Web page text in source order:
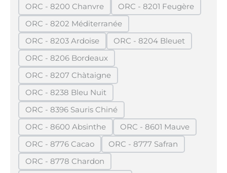
ORC - 8200 Chanvre
(Diese Option ist zurzeit nicht verfügbar.)
ORC - 8201 Feugère
(Diese Option ist
ORC - 8202 Méditerranée
(Diese Option ist zurzeit nicht verfügbar.)
ORC - 8203 Ardoise
(Diese Option ist zurzeit nicht verfügbar.)
ORC - 8204 Bleuet
(Diese Option ist
ORC - 8206 Bordeaux
(Diese Option ist zurzeit nicht verfügbar.)
ORC - 8207 Chàtaigne
(Diese Option ist zurzeit nicht verfügbar.)
ORC - 8238 Bleu Nuit
(Diese Option ist zurzeit nicht verfügbar.)
ORC - 8396 Sauris Chiné
(Diese Option ist zurzeit nicht verfügbar.)
ORC - 8600 Absinthe
(Diese Option ist zurzeit nicht verfügbar.)
ORC - 8601 Mauve
(Diese Option ist
ORC - 8776 Cacao
(Diese Option ist zurzeit nicht verfügbar.)
ORC - 8777 Safran
(Diese Option ist zurzeit
ORC - 8778 Chardon
(Diese Option ist zurzeit nicht verfügbar.)